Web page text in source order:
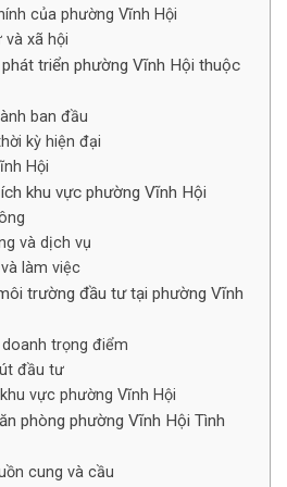
của phường Vĩnh Hội
xã hội
triển phường Vĩnh Hội thuộc
ban đầu
kỳ hiện đại
Hội
khu vực phường Vĩnh Hội
và dịch vụ
làm việc
trường đầu tư tại phường Vĩnh
trọng điểm
đầu tư
vực phường Vĩnh Hội
phòng phường Vĩnh Hội Tình
cung và cầu